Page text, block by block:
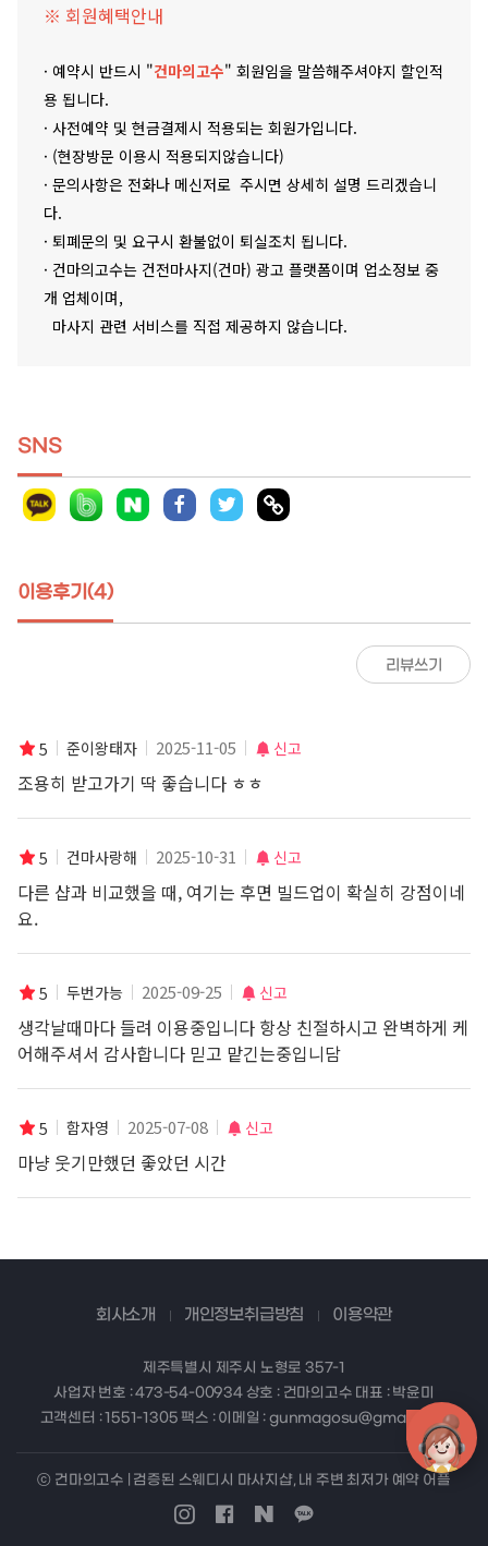
※ 회원혜택안내
· 예약시 반드시 "건마의고수" 회원임을 말씀해주셔야지 할인적
용 됩니다.
· 사전예약 및 현금결제시 적용되는 회원가입니다.
· (현장방문 이용시 적용되지않습니다)
· 문의사항은 전화나 메신저로 주시면 상세히 설명 드리겠습니
다.
· 퇴폐문의 및 요구시 환불없이 퇴실조치 됩니다.
· 건마의고수는 건전마사지(건마) 광고 플랫폼이며 업소정보 중
개 업체이며,
마사지 관련 서비스를 직접 제공하지 않습니다.
SNS
이용후기(4)
리뷰쓰기
5 준이왕태자 2025-11-05 신고
조용히 받고가기 딱 좋습니다 ㅎㅎ
5 건마사랑해 2025-10-31 신고
다른 샵과 비교했을 때, 여기는 후면 빌드업이 확실히 강점이네
요.
5 두번가능 2025-09-25 신고
생각날때마다 들려 이용중입니다 항상 친절하시고 완벽하게 케
어해주셔서 감사합니다 믿고 맡긴는중입니담
5 함자영 2025-07-08 신고
마냥 웃기만했던 좋았던 시간
회사소개 개인정보취급방침 이용약관
제주특별시 제주시 노형로 357-1
사업자 번호 : 473-54-00934 상호 : 건마의고수 대표 : 박윤미
고객센터 : 1551-1305 팩스 : 이메일 : gunmagosu@gmail.com
ⓒ 건마의고수 | 검증된 스웨디시 마사지샵, 내 주변 최저가 예약 어플